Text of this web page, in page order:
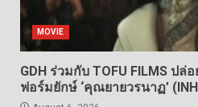
MOVIE
GDH ร่วมกับ TOFU FILMS ปล่
ฟอร์มยักษ์ ‘คุณยายวรนาฏ’